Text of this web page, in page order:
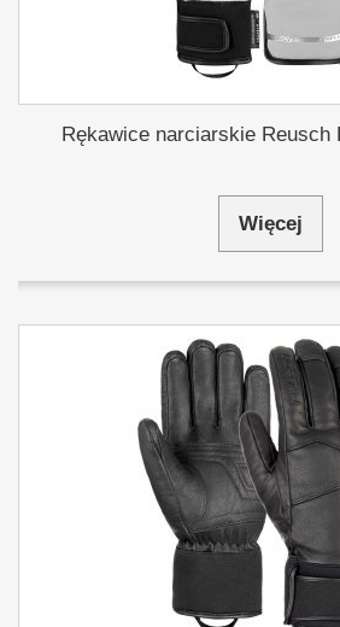
Rękawice narciarskie Reusch
Więcej